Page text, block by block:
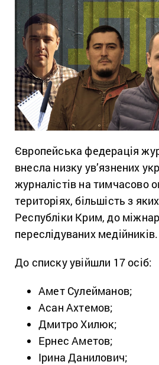
Європейська федерація
внесла низку ув’язнених
журналістів на тимчасово
територіях, більшість з
Республіки Крим, до
переслідуваних медійників.
До списку увійшли 17 осіб:
Амет Сулейманов;
Асан Ахтемов;
Дмитро Хилюк;
Ернес Аметов;
Ірина Данилович;